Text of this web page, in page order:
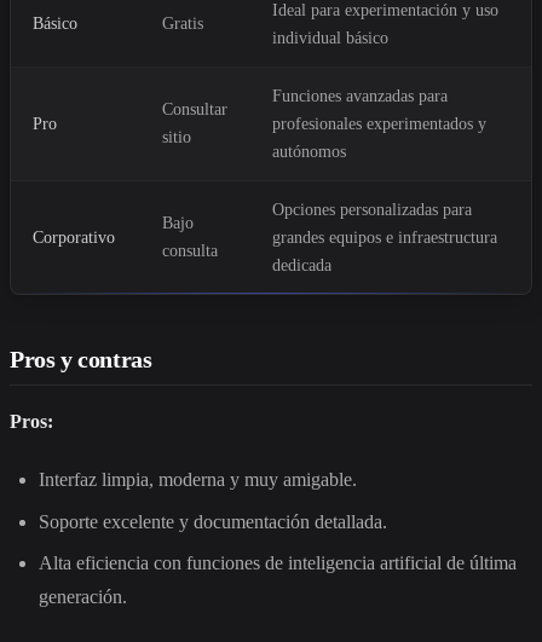
Básico Gratis
Ideal para experimentación y uso
individual básico
Pro
Consultar
sitio
Funciones avanzadas para
profesionales experimentados y
autónomos
Corporativo
Bajo
consulta
Opciones personalizadas para
grandes equipos e infraestructura
dedicada
Pros y contras
Pros:
Interfaz limpia, moderna y muy amigable.
Soporte excelente y documentación detallada.
Alta eficiencia con funciones de inteligencia artificial de última
generación.